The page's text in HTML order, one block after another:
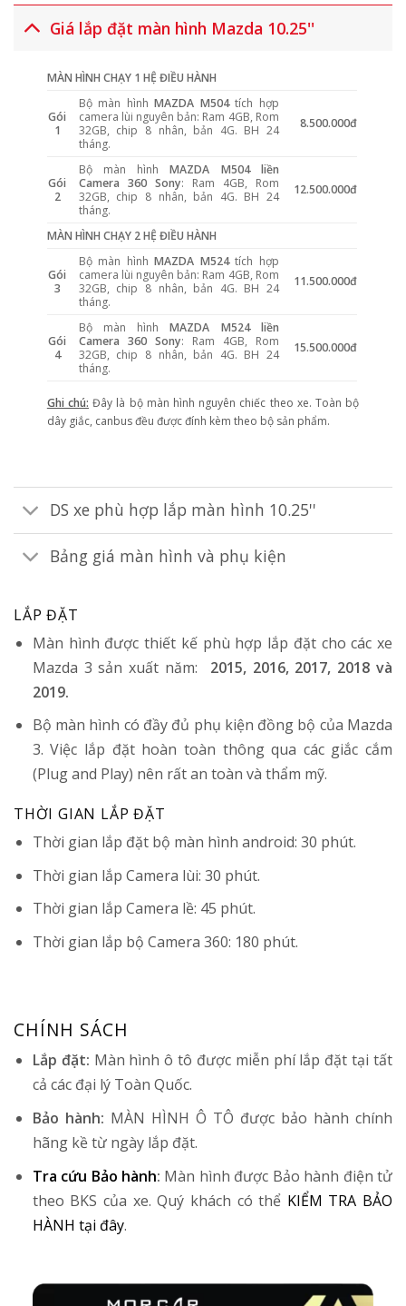
Giá lắp đặt màn hình Mazda 10.25''
MÀN HÌNH CHẠY 1 HỆ ĐIỀU HÀNH
Gói
1
Bộ màn hìnhMAZDA M504tích hợp
camera lùi nguyên bản: Ram 4GB, Rom
32GB, chip 8 nhân, bản 4G. BH 24
tháng.
8.500.000đ
Gói
2
Bộ màn hìnhMAZDA M504 liền
Camera 360 Sony: Ram 4GB, Rom
32GB, chip 8 nhân, bản 4G. BH 24
tháng.
12.500.000đ
MÀN HÌNH CHẠY 2 HỆ ĐIỀU HÀNH
Gói
3
Bộ màn hìnhMAZDA M524tích hợp
camera lùi nguyên bản: Ram 4GB, Rom
32GB, chip 8 nhân, bản 4G. BH 24
tháng.
11.500.000đ
Gói
4
Bộ màn hìnhMAZDA M524 liền
Camera 360 Sony: Ram 4GB, Rom
32GB, chip 8 nhân, bản 4G. BH 24
tháng.
15.500.000đ
Ghi chú: Đây là bộ màn hình nguyên chiếc theo xe. Toàn bộ
dây giắc, canbus đều được đính kèm theo bộ sản phẩm.
DS xe phù hợp lắp màn hình 10.25''
Bảng giá màn hình và phụ kiện
LẮP ĐẶT
Màn hình được thiết kế phù hợp lắp đặt cho các xe
Mazda 3 sản xuất năm: 2015, 2016, 2017, 2018 và
2019.
Bộ màn hình có đầy đủ phụ kiện đồng bộ của Mazda
3. Việc lắp đặt hoàn toàn thông qua các giắc cắm
(Plug and Play) nên rất an toàn và thẩm mỹ.
THỜI GIAN LẮP ĐẶT
Thời gian lắp đặt bộ màn hình android: 30 phút.
Thời gian lắp Camera lùi: 30 phút.
Thời gian lắp Camera lề: 45 phút.
Thời gian lắp bộ Camera 360: 180 phút.
CHÍNH SÁCH
Lắp đặt: Màn hình ô tô được miễn phí lắp đặt tại tất
cả các đại lý Toàn Quốc.
Bảo hành: MÀN HÌNH Ô TÔ được bảo hành chính
hãng kề từ ngày lắp đặt.
Tra cứu Bảo hành: Màn hình được Bảo hành điện tử
theo BKS của xe. Quý khách có thể KIỂM TRA BẢO
HÀNH tại đây.